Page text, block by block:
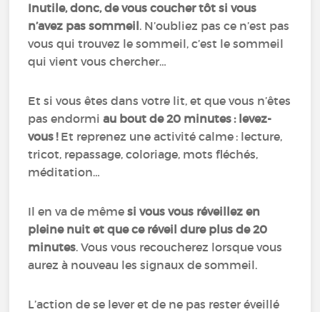
Inutile, donc, de vous coucher tôt si vous
n’avez pas sommeil. N’oubliez pas ce n’est pas
vous qui trouvez le sommeil, c’est le sommeil
qui vient vous chercher…
Et si vous êtes dans votre lit, et que vous n’êtes
pas endormiau bout de 20 minutes : levez-
vous ! Et reprenez une activité calme : lecture,
tricot, repassage, coloriage, mots fléchés,
méditation…
Il en va de même si vous vous réveillez en
pleine nuit et que ce réveil dure plus de 20
minutes. Vous vous recoucherez lorsque vous
aurez à nouveau les signaux de sommeil.
L’action de se lever et de ne pas rester éveillé